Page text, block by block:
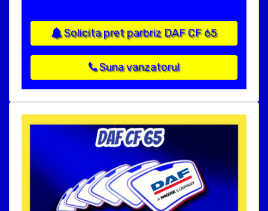
Solicita pret parbriz DAF CF 65
Suna vanzatorul